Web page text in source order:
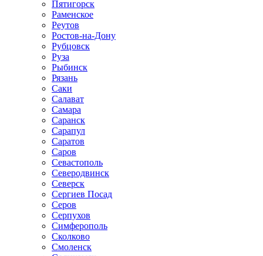
Пятигорск
Раменское
Реутов
Ростов-на-Дону
Рубцовск
Руза
Рыбинск
Рязань
Саки
Салават
Самара
Саранск
Сарапул
Саратов
Саров
Севастополь
Северодвинск
Северск
Сергиев Посад
Серов
Серпухов
Симферополь
Сколково
Смоленск